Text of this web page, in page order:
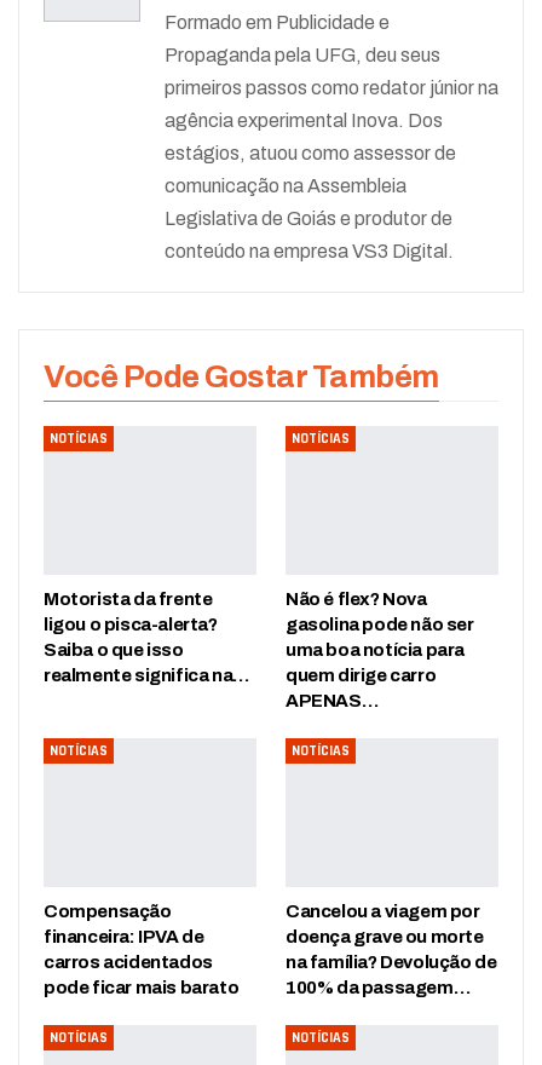
Formado em Publicidade e
Propaganda pela UFG, deu seus
primeiros passos como redator júnior na
agência experimental Inova. Dos
estágios, atuou como assessor de
comunicação na Assembleia
Legislativa de Goiás e produtor de
conteúdo na empresa VS3 Digital.
Você Pode Gostar Também
NOTÍCIAS
Motorista da frente
ligou o pisca-alerta?
Saiba o que isso
realmente significa na…
NOTÍCIAS
Não é flex? Nova
gasolina pode não ser
uma boa notícia para
quem dirige carro
APENAS…
NOTÍCIAS
Compensação
financeira: IPVA de
carros acidentados
pode ficar mais barato
NOTÍCIAS
Cancelou a viagem por
doença grave ou morte
na família? Devolução de
100% da passagem…
NOTÍCIAS NOTÍCIAS